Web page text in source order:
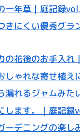
一年草｜庭記録
きにくい優秀グ
の花後のお手入
しゃれな寄せ植
漏れるジャムみ
します。｜庭記
ーデニングの楽